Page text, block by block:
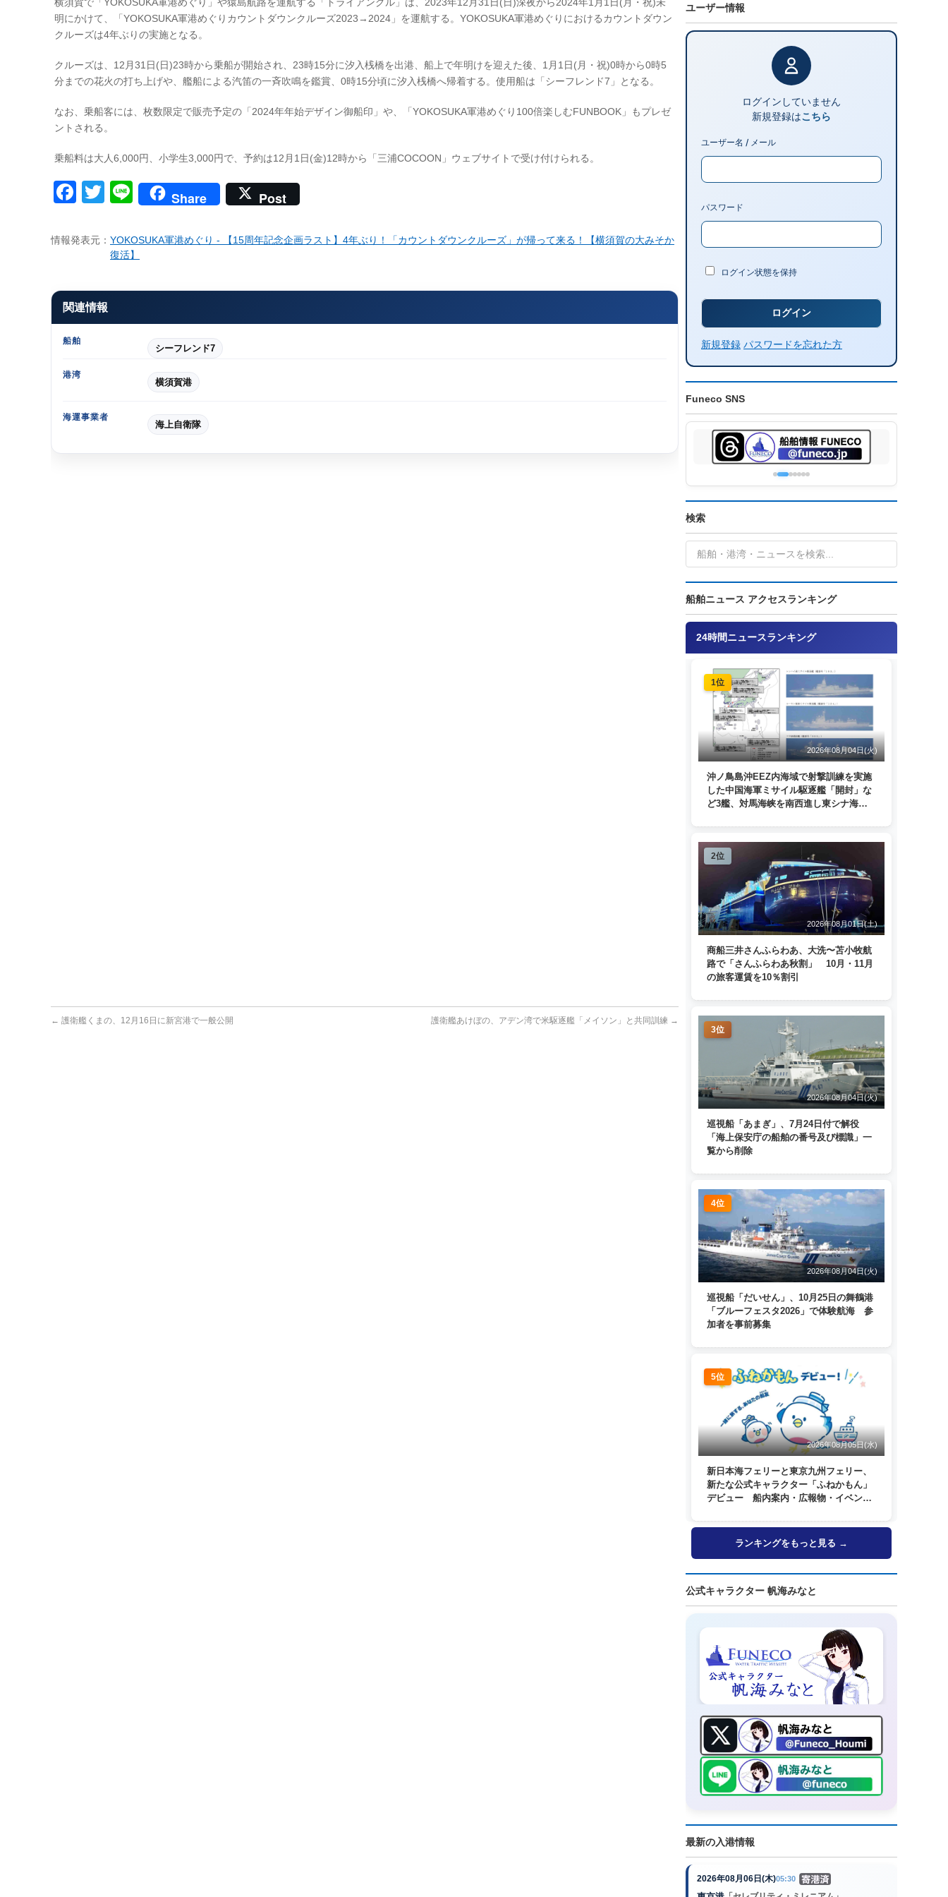
明にかけて、「YOKOSUKA軍港めぐりカウントダウンクルーズ2023→2024」を運航する。YOKOSUKA軍港めぐりにおけるカウントダウン
クルーズは4年ぶりの実施となる。
クルーズは、12月31日(日)23時から乗船が開始され、23時15分に汐入桟橋を出港、船上で年明けを迎えた後、1月1日(月・祝)0時から0時5
分までの花火の打ち上げや、艦船による汽笛の一斉吹鳴を鑑賞、0時15分頃に汐入桟橋へ帰着する。使用船は「シーフレンド7」となる。
なお、乗船客には、枚数限定で販売予定の「2024年年始デザイン御船印」や、「YOKOSUKA軍港めぐり100倍楽しむFUNBOOK」もプレゼ
ントされる。
乗船料は大人6,000円、小学生3,000円で、予約は12月1日(金)12時から「三浦COCOON」ウェブサイトで受け付けられる。
Facebook
Twitter
LineShare Post
情報発表元： YOKOSUKA軍港めぐり - 【15周年記念企画ラスト】4年ぶり！「カウントダウンクルーズ」が帰って来る！【横須賀の大みそか
復活】
関連情報
船舶
シーフレンド7
港湾
横須賀港
海運事業者
海上自衛隊
← 護衛艦くまの、12月16日に新宮港で一般公開 護衛艦あけぼの、アデン湾で米駆逐艦「メイソン」と共同訓練 →
ユーザー情報
ログインしていません
新規登録はこちら
ユーザー名 / メール
パスワード
ログイン状態を保持
新規登録 パスワードを忘れた方
Funeco SNS
検索
船舶ニュース アクセスランキング
24時間ニュースランキング
1位
2026年08月04日(火)
沖ノ鳥島沖EEZ内海域で射撃訓練を実施
した中国海軍ミサイル駆逐艦「開封」な
ど3艦、対馬海峡を南西進し東シナ海
2位
2026年08月01日(土)
商船三井さんふらわあ、大洗〜苫小牧航
路で「さんふらわあ秋割」 10月・11月
の旅客運賃を10％割引
3位
2026年08月04日(火)
巡視船「あまぎ」、7月24日付で解役
「海上保安庁の船舶の番号及び標識」一
覧から削除
4位
2026年08月04日(火)
巡視船「だいせん」、10月25日の舞鶴港
「ブルーフェスタ2026」で体験航海 参
加者を事前募集
5位
2026年08月05日(水)
新日本海フェリーと東京九州フェリー、
新たな公式キャラクター「ふねかもん」
デビュー 船内案内・広報物・イベン
ランキングをもっと見る →
公式キャラクター 帆海みなと
最新の入港情報
2026年08月06日(木)05:30